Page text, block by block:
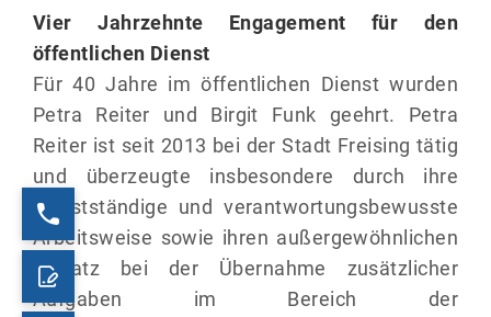
Vier Jahrzehnte Engagement für den
öffentlichen Dienst
Für 40 Jahre im öffentlichen Dienst wurden
Petra Reiter und Birgit Funk geehrt. Petra
Reiter ist seit 2013 bei der Stadt Freising tätig
und überzeugte insbesondere durch ihre
selbstständige und verantwortungsbewusste
Arbeitsweise sowie ihren außergewöhnlichen
Einsatz bei der Übernahme zusätzlicher
Aufgaben im Bereich der